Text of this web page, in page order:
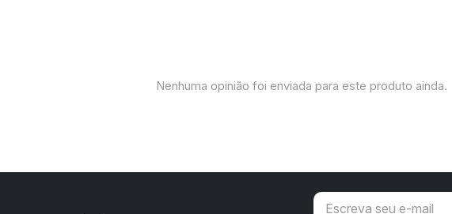
Nenhuma opinião foi enviada para este produto ainda.